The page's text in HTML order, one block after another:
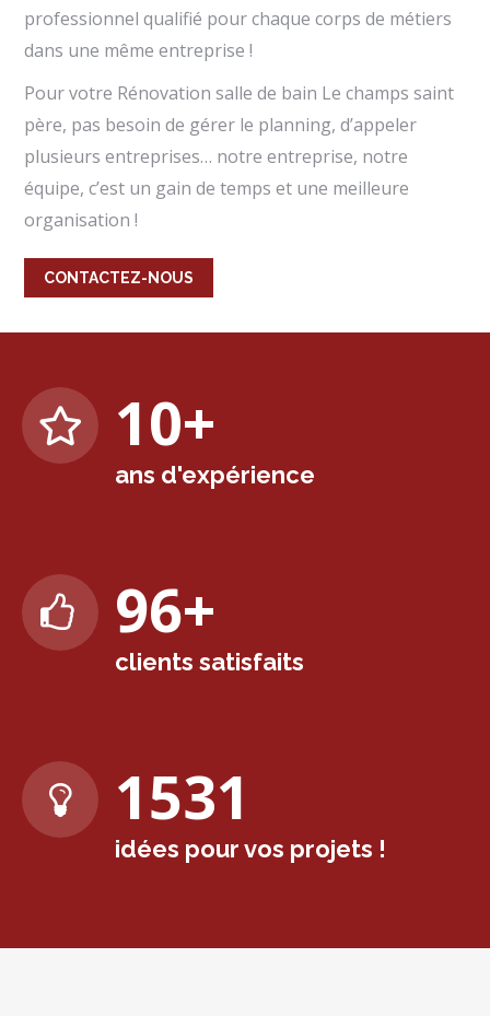
professionnel qualifié pour chaque corps de métiers
dans une même entreprise !
Pour votre Rénovation salle de bain Le champs saint
père, pas besoin de gérer le planning, d’appeler
plusieurs entreprises… notre entreprise, notre
équipe, c’est un gain de temps et une meilleure
organisation !
CONTACTEZ-NOUS
10+
ans d'expérience
99+
clients satisfaits
1575
idées pour vos projets !